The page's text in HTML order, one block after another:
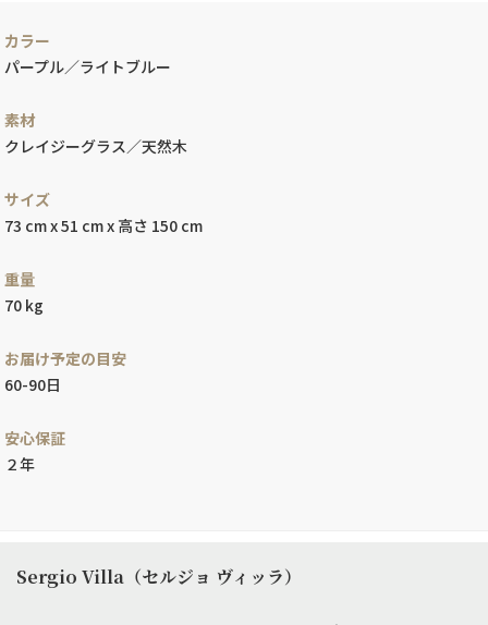
カラー
パープル／ライトブルー
素材
クレイジーグラス／天然木
サイズ
73 cm x 51 cm x 高さ 150 cm
重量
70 kg
お届け予定の目安
60-90日
安心保証
２年
Sergio Villa（セルジョ ヴィッラ）